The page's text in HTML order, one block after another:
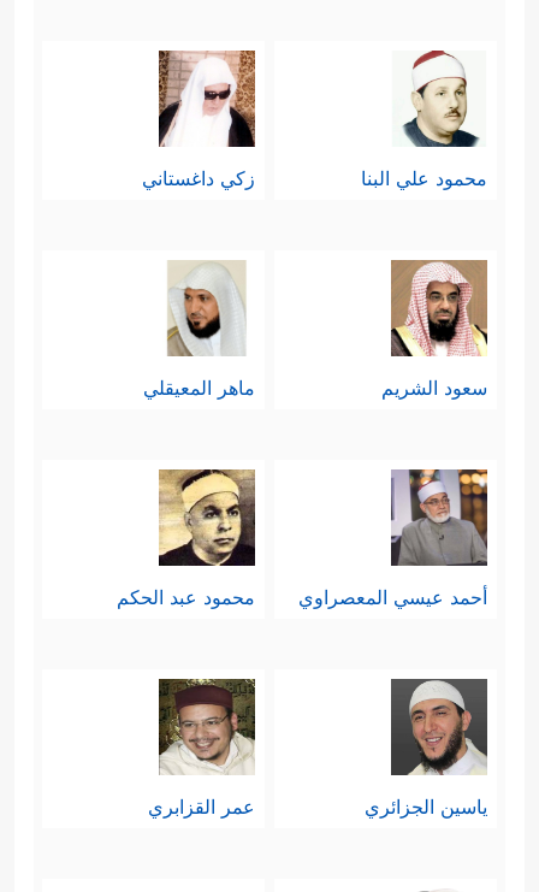
محمود علي البنا زكي داغستاني
سعود الشريم ماهر المعيقلي
أحمد عيسي المعصراوي محمود عبد الحكم
ياسين الجزائري عمر القزابري